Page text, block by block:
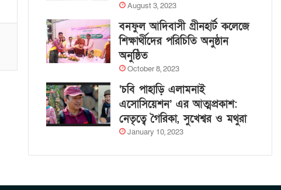
August 3, 2023
বনফুল আদিবাসী গ্রীনহার্ট কলেজে
শিক্ষার্থীদের পরিচিতি অনুষ্ঠান
অনুষ্ঠিত
October 8, 2023
‘চবি পাহাড়ি এলামনাই
এসোসিয়েশন’ এর আত্মপ্রকাশ:
নেতৃত্বে গৈরিকা, সুখেশ্বর ও মথুরা
January 10, 2023